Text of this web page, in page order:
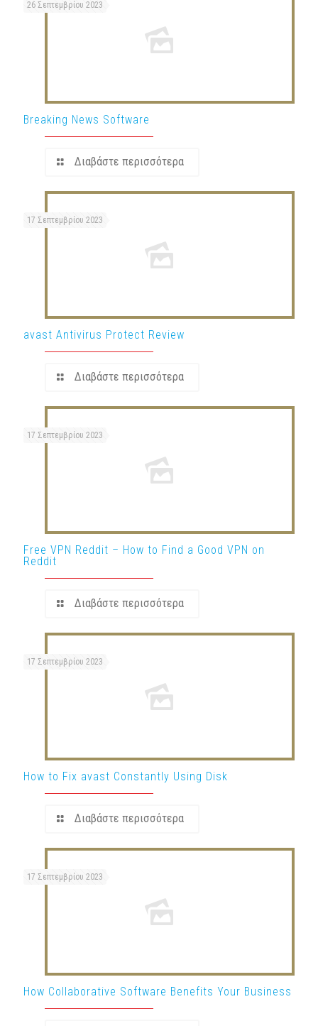
26 Σεπτεμβρίου 2023
Breaking News Software
Διαβάστε περισσότερα
17 Σεπτεμβρίου 2023
avast Antivirus Protect Review
Διαβάστε περισσότερα
17 Σεπτεμβρίου 2023
Free VPN Reddit – How to Find a Good VPN on
Reddit
Διαβάστε περισσότερα
17 Σεπτεμβρίου 2023
How to Fix avast Constantly Using Disk
Διαβάστε περισσότερα
17 Σεπτεμβρίου 2023
How Collaborative Software Benefits Your Business